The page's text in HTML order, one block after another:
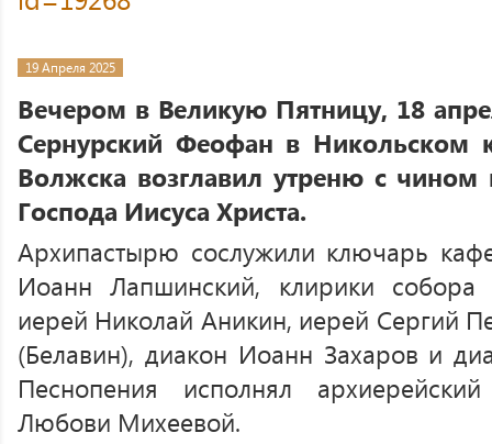
19 Апреля 2025
Вечером в Великую Пятницу, 18
Сернурский Феофан в Никольском
Волжска возглавил утреню с
Господа Иисуса Христа.
Архипастырю сослужили ключарь
Иоанн Лапшинский, клирики собора
иерей Николай Аникин, иерей Сергий
(Белавин), диакон Иоанн Захаров и
Песнопения исполнял
Любови Михеевой.